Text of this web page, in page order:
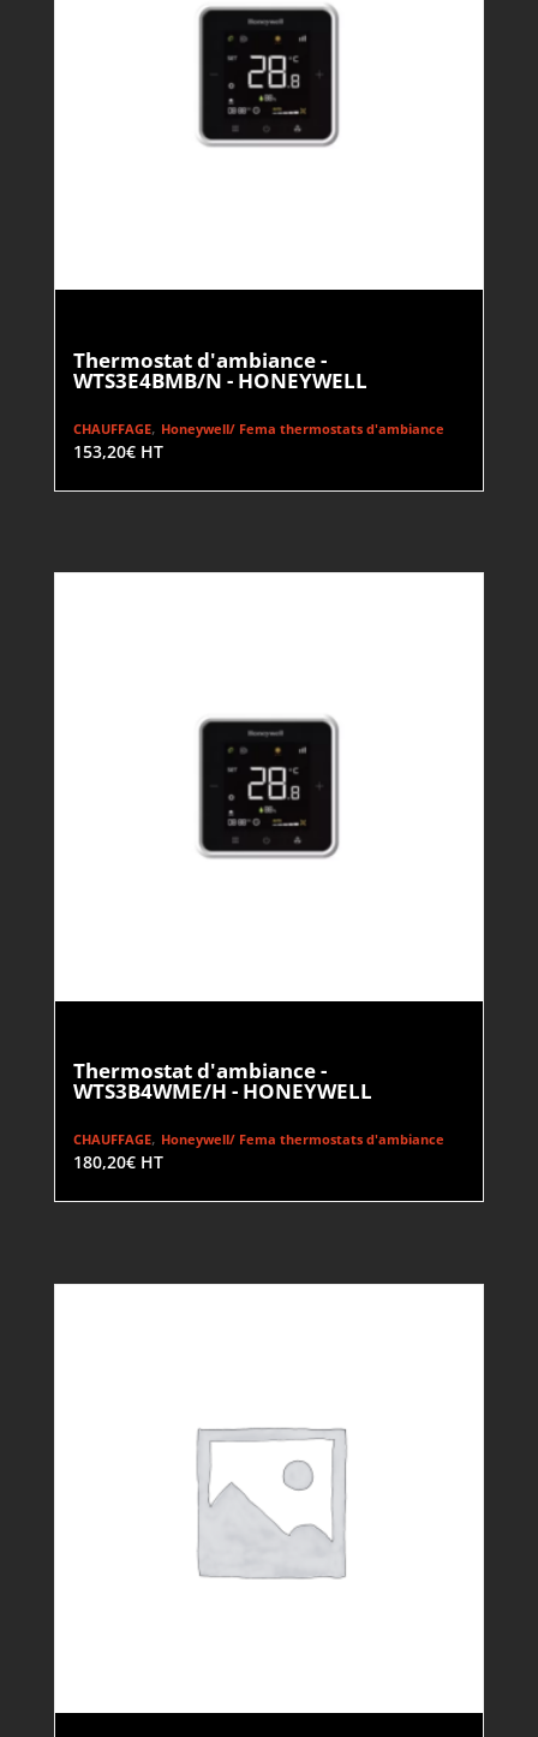
Thermostat d'ambiance -
WTS3E4BMB/N - HONEYWELL
CHAUFFAGE, Honeywell/ Fema thermostats d'ambiance
153,20€ HT
Thermostat d'ambiance -
WTS3B4WME/H - HONEYWELL
CHAUFFAGE, Honeywell/ Fema thermostats d'ambiance
180,20€ HT